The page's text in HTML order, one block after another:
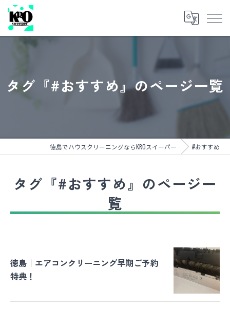
タグ『#おすすめ』のページ一覧
徳島でハウスクリーニングならKROスイーパー #おすすめ
タグ『#おすすめ』のページ一
覧
徳島｜エアコンクリーニング早期ご予約
特典！